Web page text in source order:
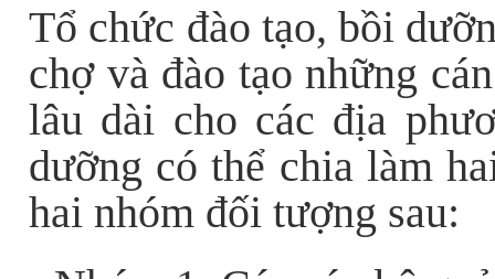
Tổ chức đào tạo, bồi
chợ và đào tạo những
lâu dài cho các địa
dưỡng có thể chia làm
hai nhóm đối tượng sau: